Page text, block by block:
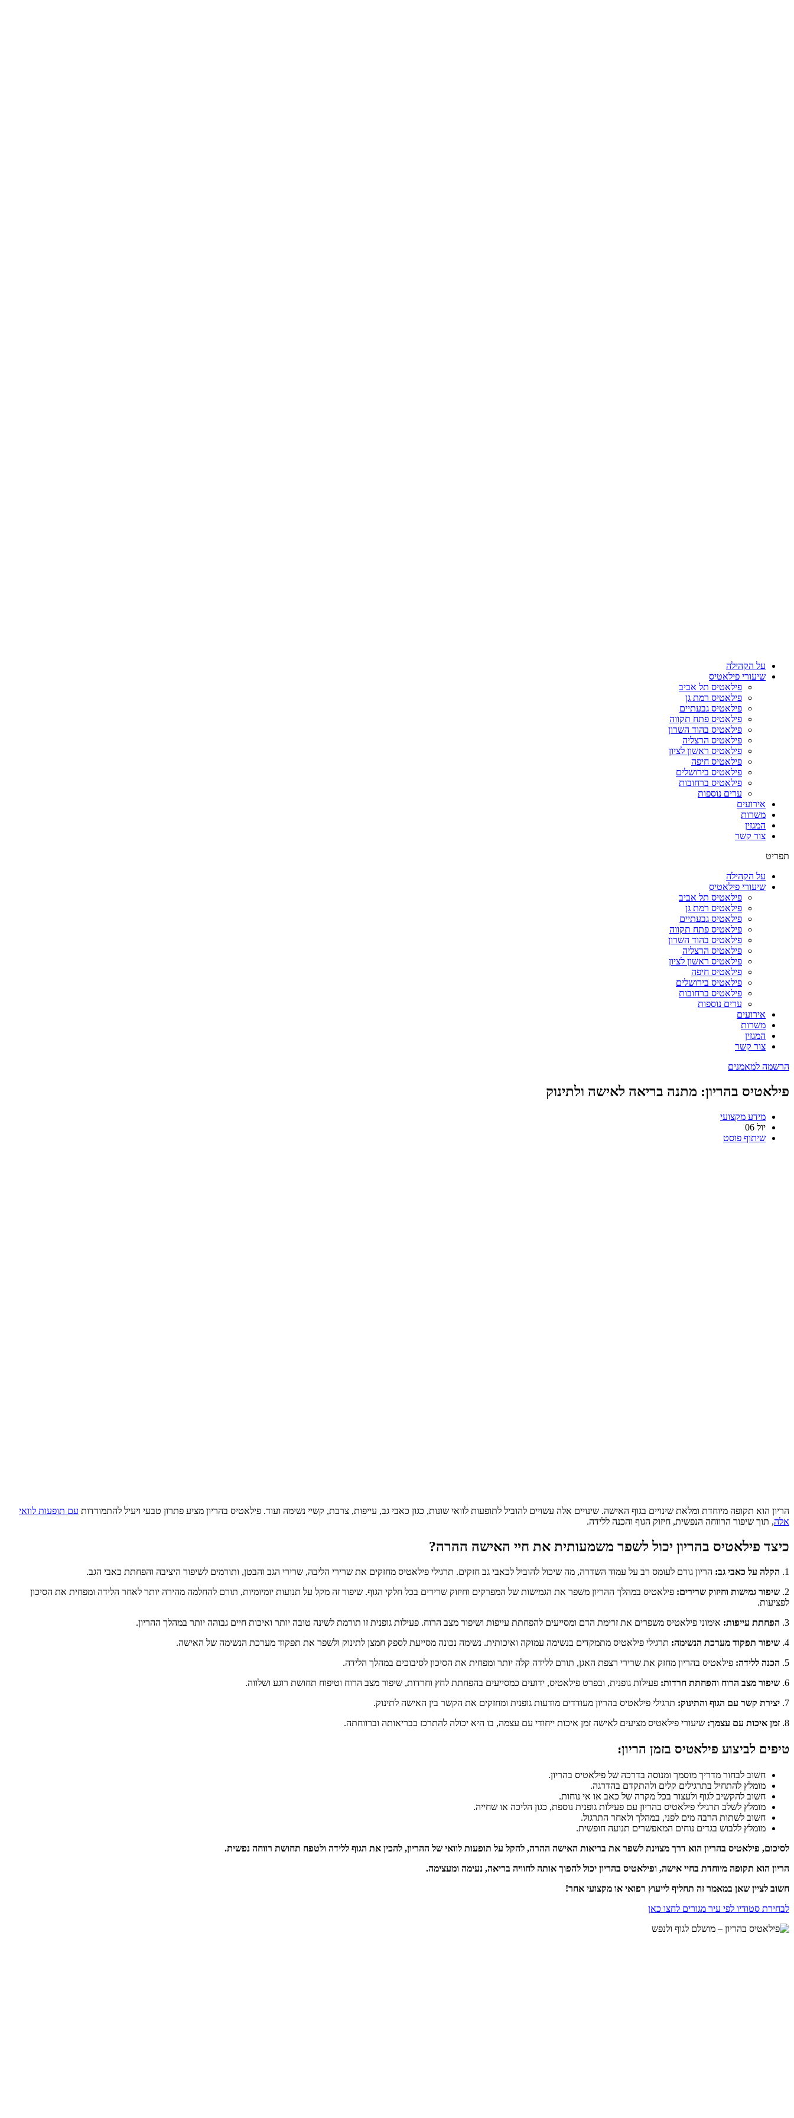
על הקהילה
שיעורי פילאטיס
פילאטיס תל אביב
פילאטיס רמת גן
פילאטיס גבעתיים
פילאטיס פתח תקווה
פילאטיס בהוד השרון
פילאטיס הרצליה
פילאטיס ראשון לציון
פילאטיס חיפה
פילאטיס בירושלים
פילאטיס ברחובות
ערים נוספות
אירועים
משרות
המגזין
צור קשר
תפריט
על הקהילה
שיעורי פילאטיס
פילאטיס תל אביב
פילאטיס רמת גן
פילאטיס גבעתיים
פילאטיס פתח תקווה
פילאטיס בהוד השרון
פילאטיס הרצליה
פילאטיס ראשון לציון
פילאטיס חיפה
פילאטיס בירושלים
פילאטיס ברחובות
ערים נוספות
אירועים
משרות
המגזין
צור קשר
הרשמה למאמנים
פילאטיס בהריון: מתנה בריאה לאישה ולתינוק
מידע מקצועי
יול 06
שיתוף פוסט
הריון הוא תקופה מיוחדת ומלאת שינויים בגוף האישה. שינויים אלה עשויים להוביל לתופעות לוואי שונות, כגון כאבי גב, עייפות, צרבת, קשיי נשימה ועוד. פילאטיס בהריון מציע פתרון טבעי ויעיל להתמודדות עם תופעות לוואי
אלה, תוך שיפור הרווחה הנפשית, חיזוק הגוף והכנה ללידה.
כיצד פילאטיס בהריון יכול לשפר משמעותית את חיי האישה ההרה?
1. הקלה על כאבי גב: הריון גורם לעומס רב על עמוד השדרה, מה שיכול להוביל לכאבי גב חזקים. תרגילי פילאטיס מחזקים את שרירי הליבה, שרירי הגב והבטן, ותורמים לשיפור היציבה והפחתת כאבי הגב.
2. שיפור גמישות וחיזוק שרירים: פילאטיס במהלך ההריון משפר את הגמישות של המפרקים וחיזוק שרירים בכל חלקי הגוף. שיפור זה מקל על תנועות יומיומיות, תורם להחלמה מהירה יותר לאחר הלידה ומפחית את הסיכון
לפציעות.
3. הפחתת עייפות: אימוני פילאטיס משפרים את זרימת הדם ומסייעים להפחתת עייפות ושיפור מצב הרוח. פעילות גופנית זו תורמת לשינה טובה יותר ואיכות חיים גבוהה יותר במהלך ההריון.
4. שיפור תפקוד מערכת הנשימה: תרגילי פילאטיס מתמקדים בנשימה עמוקה ואיכותית. נשימה נכונה מסייעת לספק חמצן לתינוק ולשפר את תפקוד מערכת הנשימה של האישה.
5. הכנה ללידה: פילאטיס בהריון מחזק את שרירי רצפת האגן, תורם ללידה קלה יותר ומפחית את הסיכון לסיבוכים במהלך הלידה.
6. שיפור מצב הרוח והפחתת חרדות: פעילות גופנית, ובפרט פילאטיס, ידועים כמסייעים בהפחתת לחץ וחרדות, שיפור מצב הרוח וטיפוח תחושת רוגע ושלווה.
7. יצירת קשר עם הגוף והתינוק: תרגילי פילאטיס בהריון מעודדים מודעות גופנית ומחזקים את הקשר בין האישה לתינוק.
8. זמן איכות עם עצמך: שיעורי פילאטיס מציעים לאישה זמן איכות ייחודי עם עצמה, בו היא יכולה להתרכז בבריאותה וברווחתה.
טיפים לביצוע פילאטיס בזמן הריון:
חשוב לבחור מדריך מוסמך ומנוסה בדרכה של פילאטיס בהריון.
מומלץ להתחיל בתרגילים קלים ולהתקדם בהדרגה.
חשוב להקשיב לגוף ולעצור בכל מקרה של כאב או אי נוחות.
מומלץ לשלב תרגילי פילאטיס בהריון עם פעילות גופנית נוספת, כגון הליכה או שחייה.
חשוב לשתות הרבה מים לפני, במהלך ולאחר התרגול.
מומלץ ללבוש בגדים נוחים המאפשרים תנועה חופשית.
לסיכום, פילאטיס בהריון הוא דרך מצוינת לשפר את בריאות האישה ההרה, להקל על תופעות לוואי של ההריון, להכין את הגוף ללידה ולטפח תחושת רווחה נפשית.
הריון הוא תקופה מיוחדת בחיי אישה, ופילאטיס בהריון יכול להפוך אותה לחוויה בריאה, נעימה ומעצימה.
חשוב לציין שאן במאמר זה תחליף לייעוץ רפואי או מקצועי אחר!
לבחירת סטודיו לפי עיר מגורים לחצו כאן